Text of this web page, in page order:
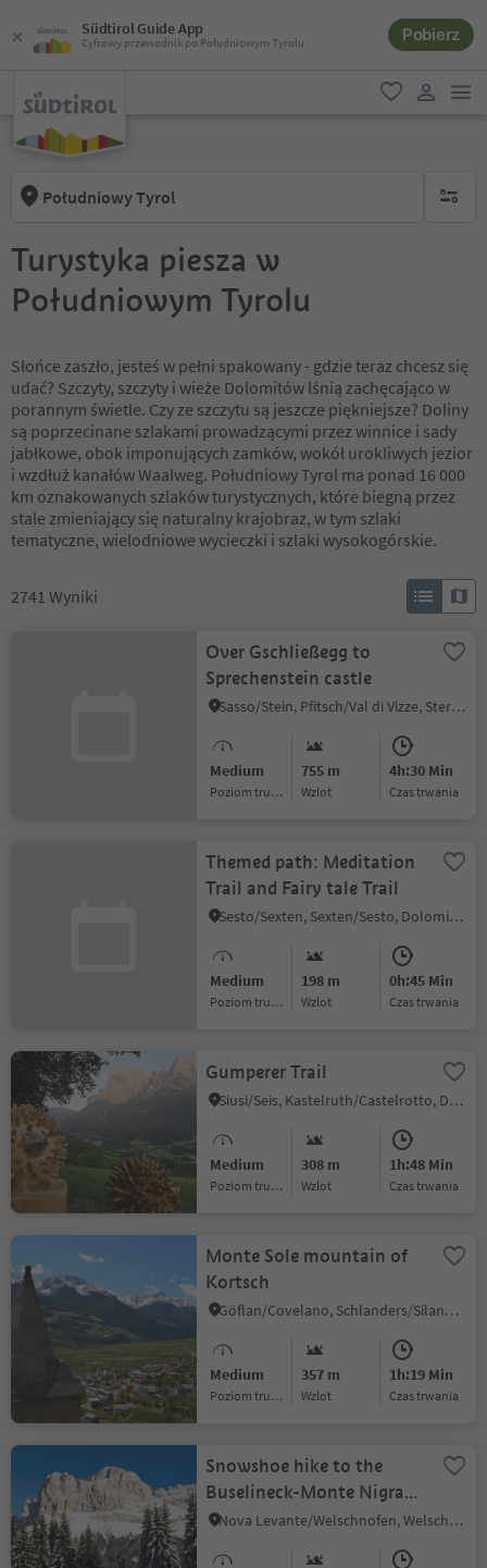
Südtirol Guide App
Cyfrowy przewodnik po Południowym Tyrolu Pobierz
ulubione
Południowy Tyrol brak
Turystyka piesza w
Południowym Tyrolu
Słońce zaszło, jesteś w pełni spakowany - gdzie teraz chcesz się
udać? Szczyty, szczyty i wieże Dolomitów lśnią zachęcająco w
porannym świetle. Czy ze szczytu są jeszcze piękniejsze? Doliny
są poprzecinane szlakami prowadzącymi przez winnice i sady
jabłkowe, obok imponujących zamków, wokół urokliwych jezior
i wzdłuż kanałów Waalweg. Południowy Tyrol ma ponad 16 000
km oznakowanych szlaków turystycznych, które biegną przez
stale zmieniający się naturalny krajobraz, w tym szlaki
tematyczne, wielodniowe wycieczki i szlaki wysokogórskie.
2741 Wyniki
Over Gschließegg to
Sprechenstein castle
Sasso/Stein, Pfitsch/Val di Vizze, Sterzing/Vipiteno and environs
Medium
Poziom trudności
755 m
Wzlot
4h:30 Min
czas trwania
Themed path: Meditation
Trail and Fairy tale Trail
Sesto/Sexten, Sexten/Sesto, Dolomites Region 3 Zinnen
Medium
Poziom trudności
198 m
Wzlot
0h:45 Min
czas trwania
Gumperer Trail
Siusi/Seis, Kastelruth/Castelrotto, Dolomites Region Seiser Alm
Medium
Poziom trudności
308 m
Wzlot
1h:48 Min
czas trwania
Monte Sole mountain of
Kortsch
Göflan/Covelano, Schlanders/Silandro, Vinschgau/Val Venosta
Medium
Poziom trudności
357 m
Wzlot
1h:19 Min
czas trwania
Snowshoe hike to the
Buselineck-Monte Nigra
in Welschnofen | Nova
Nova Levante/Welschnofen, Welschnofen/Nova Levante, Dolomites Region Eggental